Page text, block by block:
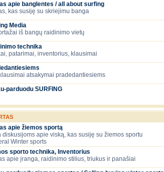
apie banglentes / all about surfing
kas susiję su skriejimu banga
Media
iš bangų raidinimo vietų
technika
patarimai, inventorius, klausimai
atsakymai pradedantiesiems
parduodu SURFING
apie žiemos sportą
diskusijoms apie viską, kas susiję su žiemos sportu
Winter sports
sporto technika, Inventorius
apie įranga, raidinimo stilius, triukus ir panašiai